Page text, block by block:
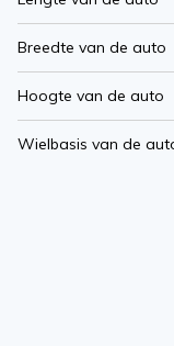
Breedte van de auto
Hoogte van de auto
Wielbasis van de